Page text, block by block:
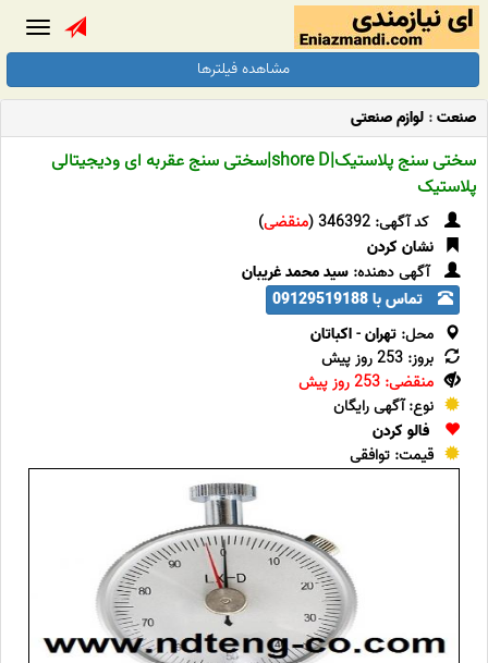
مشاهده فیلترها
صنعت: لوازم صنعتی
سختی سنج پلاستیک|shore D|سختی سنج عقربه ای ودیجیتالی
پلاستیک
کد آگهی: 346392 ( منقضی)
نشان کردن
آگهی دهنده: سید محمد غریبان
تماس با 09129519188
محل: تهران-اکباتان
بروز: 253 روز پیش
منقضی: 253 روز پیش
نوع: آگهی رایگان
فالو کردن
قیمت: توافقی